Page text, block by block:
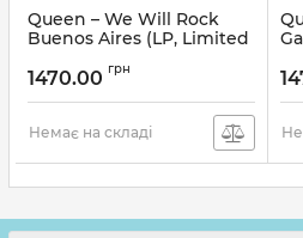
Queen – We Will Rock
Buenos Aires (LP, Limited
Артикул: 291225
1470.00 грн
Немає на складі